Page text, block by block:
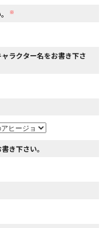
※
ラクター名をお書き下さ
き下さい。